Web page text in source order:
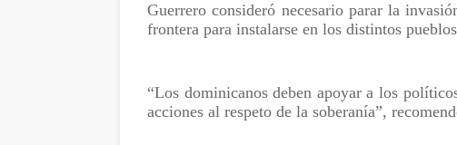
Guerrero consideró necesario parar la
frontera para instalarse en los distintos
“Los dominicanos deben apoyar a los
acciones al respeto de la soberanía”,